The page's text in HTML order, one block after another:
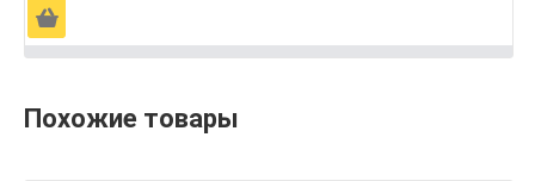
Ä
Похожие товары